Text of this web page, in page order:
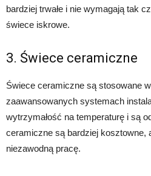
bardziej trwałe i nie wymagają tak
świece iskrowe.
3. Świece ceramiczne
Świece ceramiczne są stosowane
zaawansowanych systemach
wytrzymałość na temperaturę i są
ceramiczne są bardziej kosztowne,
niezawodną pracę.